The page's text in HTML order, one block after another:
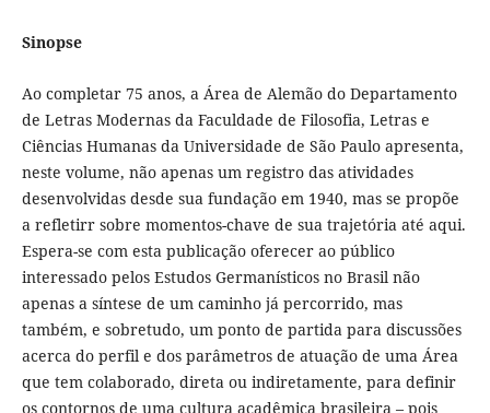
Sinopse
Ao completar 75 anos, a Área de Alemão do Departamento
de Letras Modernas da Faculdade de Filosofia, Letras e
Ciências Humanas da Universidade de São Paulo apresenta,
neste volume, não apenas um registro das atividades
desenvolvidas desde sua fundação em 1940, mas se propõe
a refletirr sobre momentos-chave de sua trajetória até aqui.
Espera-se com esta publicação oferecer ao público
interessado pelos Estudos Germanísticos no Brasil não
apenas a síntese de um caminho já percorrido, mas
também, e sobretudo, um ponto de partida para discussões
acerca do perfil e dos parâmetros de atuação de uma Área
que tem colaborado, direta ou indiretamente, para definir
os contornos de uma cultura acadêmica brasileira – pois